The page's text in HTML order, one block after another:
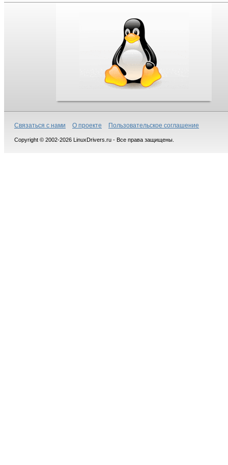
Связаться с нами О проекте Пользовательское соглашение
Copyright © 2002-2026 LinuxDrivers.ru - Все права защищены.